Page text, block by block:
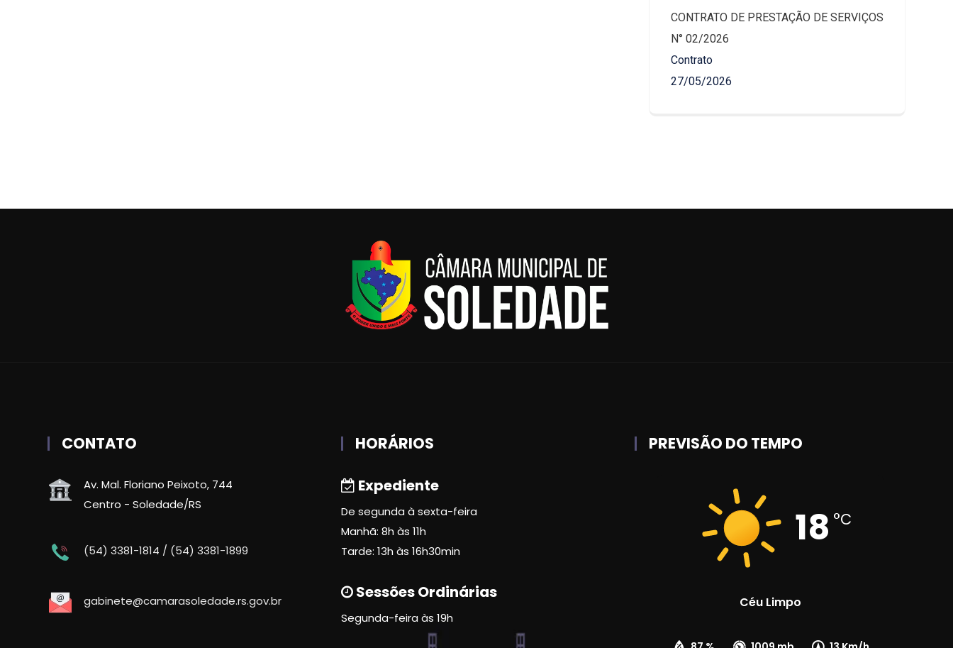
CONTRATO DE PRESTAÇÃO DE SERVIÇOS
N° 02/2026
Contrato
27/05/2026
CONTATO
Av. Mal. Floriano Peixoto, 744
Centro - Soledade/RS
(54) 3381-1814 / (54) 3381-1899
gabinete@camarasoledade.rs.gov.br
HORÁRIOS
Expediente
De segunda à sexta-feira
Manhã: 8h às 11h
Tarde: 13h às 16h30min
Sessões Ordinárias
Segunda-feira às 19h
PREVISÃO DO TEMPO
18 °C
Céu Limpo